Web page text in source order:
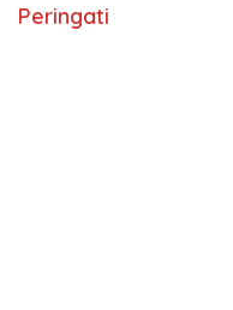
Peringati